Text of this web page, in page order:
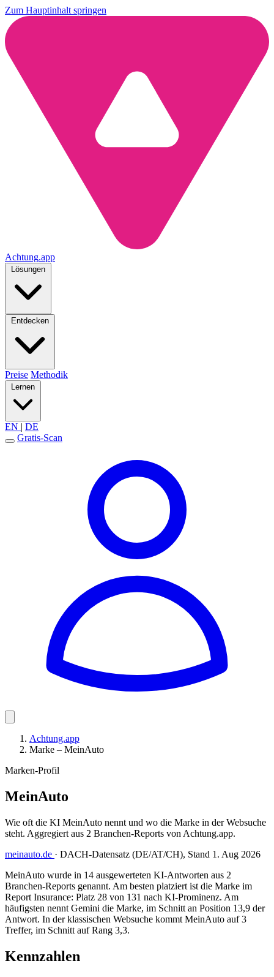
Zum Hauptinhalt springen
Achtung.app
Lösungen
Entdecken
Preise Methodik
Lernen
EN | DE
Gratis-Scan
Achtung.app
Marke – MeinAuto
Marken-Profil
MeinAuto
Wie oft die KI MeinAuto nennt und wo die Marke in der Websuche
steht. Aggregiert aus 2 Branchen-Reports von Achtung.app.
meinauto.de · DACH-Datensatz (DE/AT/CH), Stand 1. Aug 2026
MeinAuto wurde in 14 ausgewerteten KI-Antworten aus 2
Branchen-Reports genannt. Am besten platziert ist die Marke im
Report Insurance: Platz 28 von 131 nach KI-Prominenz. Am
häufigsten nennt Gemini die Marke, im Schnitt an Position 13,9 der
Antwort. In der klassischen Websuche kommt MeinAuto auf 3
Treffer, im Schnitt auf Rang 3,3.
Kennzahlen